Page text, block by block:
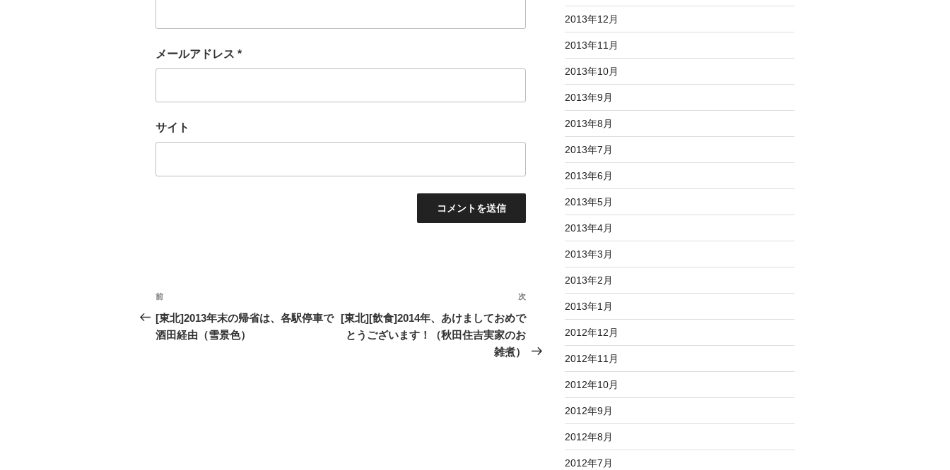
メールアドレス *
サイト
投
稿
ナ
過
去
の
前
[東北]2013年末の帰省は、各駅停車で
酒田経由（雪景色）
の
稿
次
[東北][飲食]2014年、あけましておめで
とうございます！（秋田住吉実家のお
雑煮）
2013年12月
2013年11月
2013年10月
2013年9月
2013年8月
2013年7月
2013年6月
2013年5月
2013年4月
2013年3月
2013年2月
2013年1月
2012年12月
2012年11月
2012年10月
2012年9月
2012年8月
2012年7月